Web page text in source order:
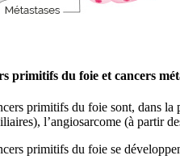
primitifs du foie et cancers
primitifs du foie sont, dans la
l’angiosarcome (à partir
primitifs du foie se